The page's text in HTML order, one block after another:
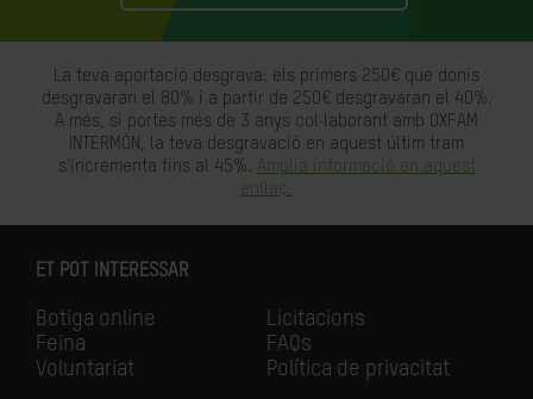
La teva aportació desgrava: els primers 250€ que donis
desgravaran el 80% i a partir de 250€ desgravaran el 40%.
A més, si portes més de 3 anys col·laborant amb OXFAM
INTERMÓN, la teva desgravació en aquest últim tram
s'incrementa fins al 45%. Amplia informació en aquest
enllaç.
ET POT INTERESSAR
Botiga online
Feina
Voluntariat
Licitacions
FAQs
Política de privacitat